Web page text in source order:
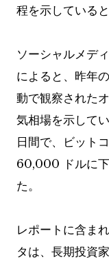
程を示していると
ソーシャルメデ
によると、昨年
動で観察された
気相場を示して
日間で、ビット
60,000 ドルに下
た。
レポートに含ま
タは、長期投資